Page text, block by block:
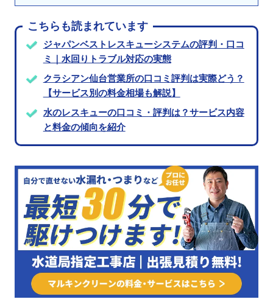
こちらも読まれています
ジャパンベストレスキューシステムの評判・口コ
ミ｜水回りトラブル対応の実態
クラシアン仙台営業所の口コミ評判は実際どう？
【サービス別の料金相場も解説】
水のレスキューの口コミ・評判は？サービス内容
と料金の傾向を紹介